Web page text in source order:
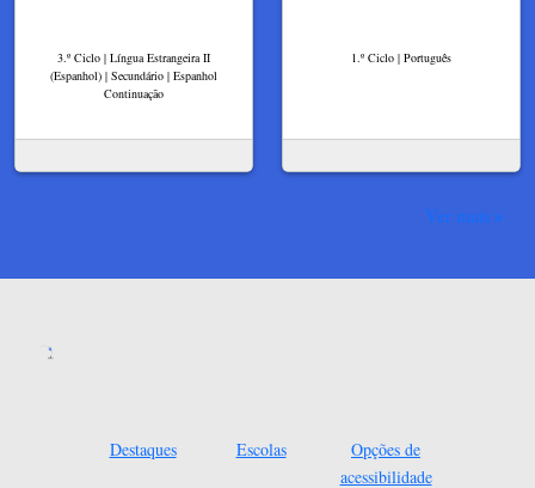
3.º Ciclo | Língua Estrangeira II
(Espanhol) | Secundário | Espanhol
Continuação
1.º Ciclo | Português
Ver mais
Destaques
Escolas
Opções de
acessibilidade